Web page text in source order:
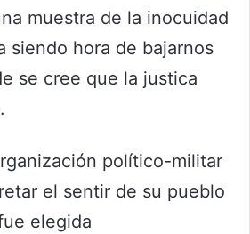
muestra de la inocuidad
siendo hora de bajarnos
se cree que la justica
político-militar
el sentir de su pueblo
elegida